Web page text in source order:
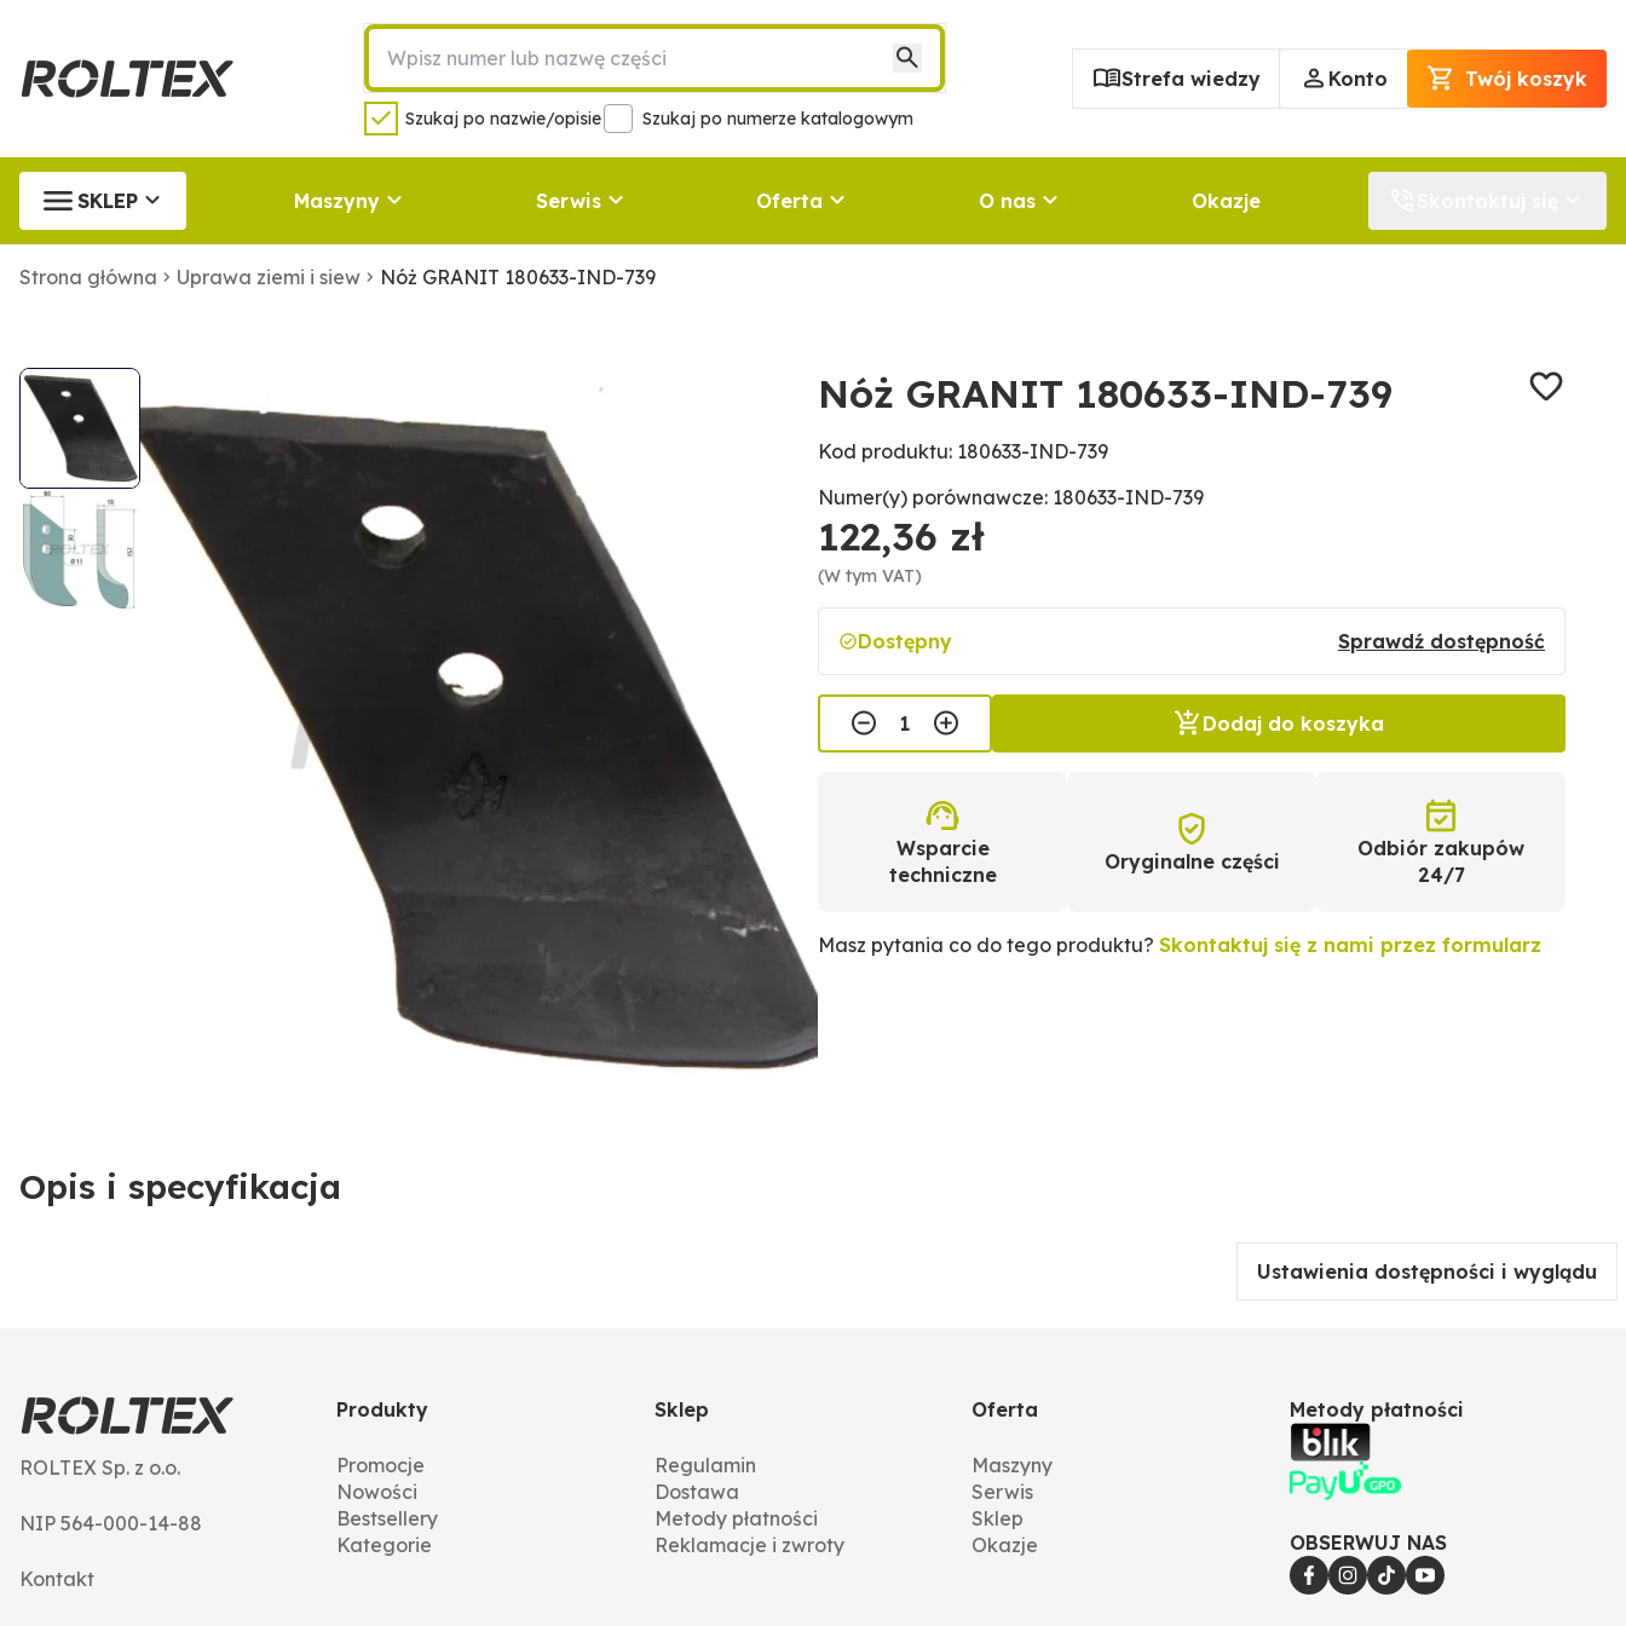
Szukaj po nazwie/opisie Szukaj po numerze katalogowym
Strefa wiedzy Konto Twój koszyk
SKLEP Maszyny Serwis Oferta O nas Okazje
Strona główna Uprawa ziemi i siew Nóż GRANIT 180633-IND-739
Nóż GRANIT 180633-IND-739
Kod produktu: 180633-IND-739
Numer(y) porównawcze: 180633-IND-739
122,36 zł
(W tym VAT)
Dostępny Sprawdź dostępność
Dodaj do koszyka
Wsparcie
techniczne
Oryginalne części
Odbiór zakupów
24/7
Masz pytania co do tego produktu? Skontaktuj się z nami przez formularz
Opis i specyfikacja
Ustawienia dostępności i wyglądu
ROLTEX Sp. z o.o.
NIP 564-000-14-88
Kontakt
Produkty
Promocje
Nowości
Bestsellery
Kategorie
Sklep
Regulamin
Dostawa
Metody płatności
Reklamacje i zwroty
Oferta
Maszyny
Serwis
Sklep
Okazje
Metody płatności
OBSERWUJ NAS